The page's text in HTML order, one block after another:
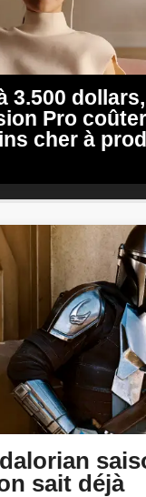
sait déjà
3.500 dollars,
Pro
cher à